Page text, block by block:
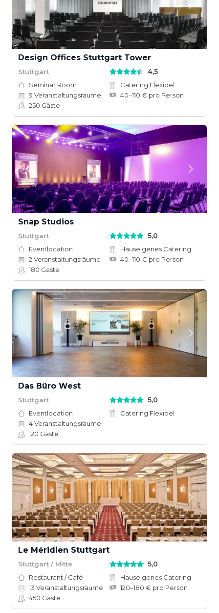
Design Offices Stuttgart Tower
Stuttgart 4,5
Seminar Room
Catering Flexibel
9 Veranstaltungsräume
40–110 € pro Person
250 Gäste
Snap Studios
Stuttgart 5,0
Eventlocation
Hauseigenes Catering
2 Veranstaltungsräume
40–110 € pro Person
180 Gäste
Das Büro West
Stuttgart 5,0
Eventlocation
Catering Flexibel
4Veranstaltungsräume
120 Gäste
Le Méridien Stuttgart
Stuttgart / Mitte 5,0
Restaurant / Café
Hauseigenes Catering
13 Veranstaltungsräume
120–180 € pro Person
450 Gäste